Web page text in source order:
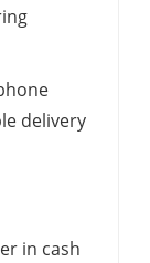
delivery
in cash